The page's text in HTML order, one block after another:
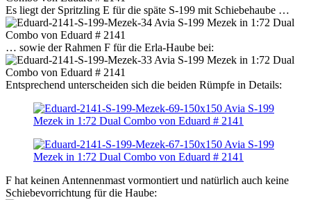
Es liegt der Spritzling E für die späte S-199 mit Schiebehaube …
… sowie der Rahmen F für die Erla-Haube bei:
Entsprechend unterscheiden sich die beiden Rümpfe in Details:
F hat keinen Antennenmast vormontiert und natürlich auch keine
Schiebevorrichtung für die Haube: